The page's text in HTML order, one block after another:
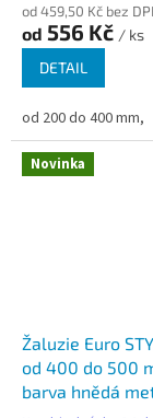
od 459,50 Kč bez
od 556 Kč / ks
DETAIL
od 200 do 400 mm,
Novinka
Žaluzie Euro
od 400 do 500
barva hnědá